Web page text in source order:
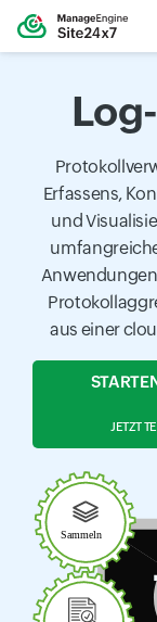
Erfassens,
und
aus einer
JETZT